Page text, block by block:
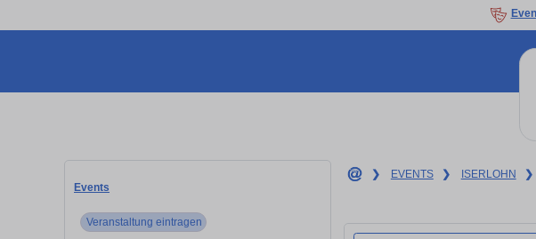
Events
Veranstaltung eintragen
❯ EVENTS ❯ ISERLOHN ❯